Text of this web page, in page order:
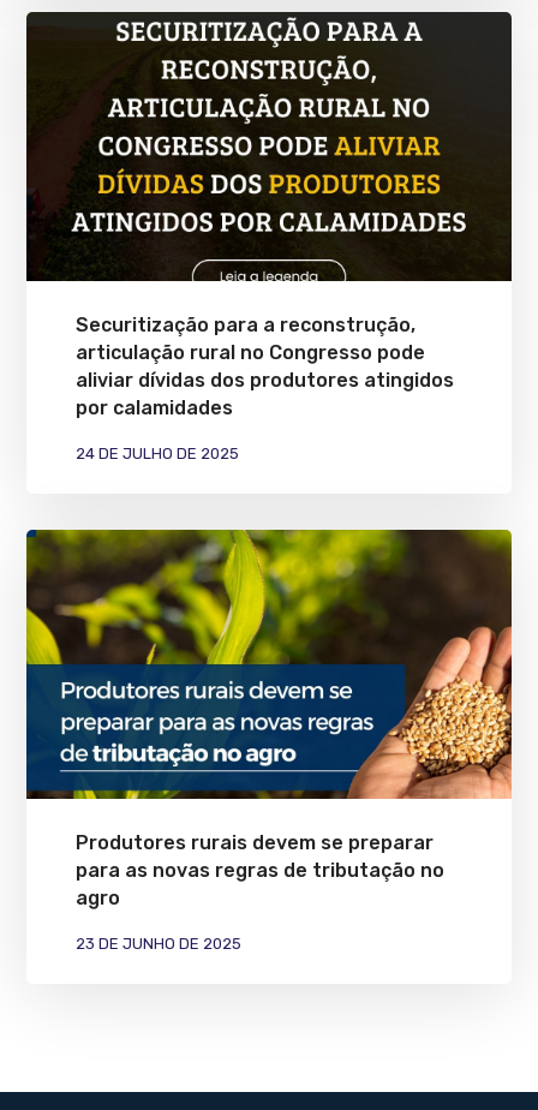
Securitização para a reconstrução,
articulação rural no Congresso pode
aliviar dívidas dos produtores atingidos
por calamidades
24 DE JULHO DE 2025
Produtores rurais devem se preparar
para as novas regras de tributação no
agro
23 DE JUNHO DE 2025